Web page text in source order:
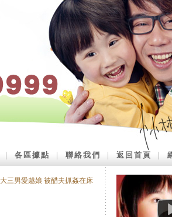
各區據點 聯絡我們 返回首頁
大三男愛越娘 被醋夫抓姦在床